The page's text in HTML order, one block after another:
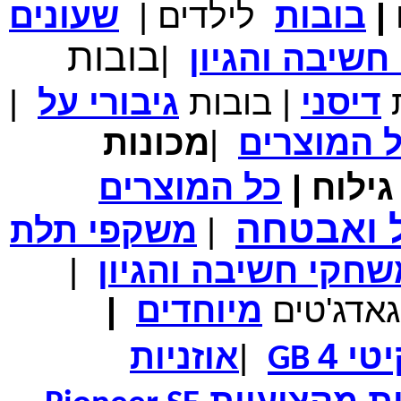
₪700.00 מחיר שוק
המחיר שלך
משלוח חינם
במבצע תיק לנשיאת מחשב נייד 10.1 אינץ' בצבע ורוד בעל
₪150.00 מחיר שוק
₪99.00 המחיר שלך
₪104.00 המחיר כולל משלוח :
נרתיק עור יוקרתי עבור אייפוד וידאו 60GB\80GB \שחור
| בובות לילדים |
שעונים
והגיון
|בובות
דיסני | בובות גיבורי על
|
המוצרים |מכונות
| כל המוצרים
ואבטחה | משקפי תלת
חשיבה והגיון
|
גאדג'טים מיוחדים |
4
GB
|אוזניות